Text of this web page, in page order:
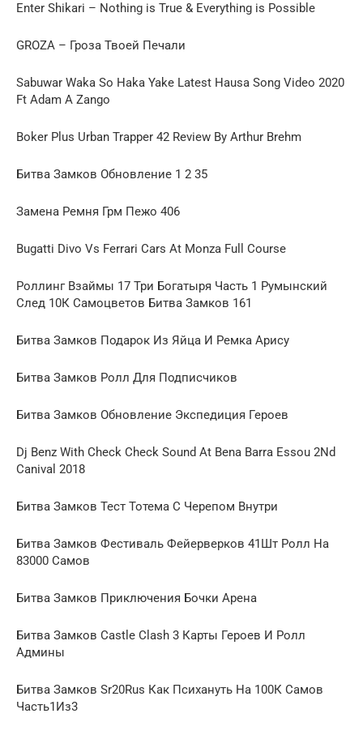
Enter Shikari – Nothing is True & Everything is Possible
GROZA – Гроза Твоей Печали
Sabuwar Waka So Haka Yake Latest Hausa Song Video 2020
Ft Adam A Zango
Boker Plus Urban Trapper 42 Review By Arthur Brehm
Битва Замков Обновление 1 2 35
Замена Ремня Грм Пежо 406
Bugatti Divo Vs Ferrari Cars At Monza Full Course
Роллинг Взаймы 17 Три Богатыря Часть 1 Румынский
След 10К Самоцветов Битва Замков 161
Битва Замков Подарок Из Яйца И Ремка Арису
Битва Замков Ролл Для Подписчиков
Битва Замков Обновление Экспедиция Героев
Dj Benz With Check Check Sound At Bena Barra Essou 2Nd
Canival 2018
Битва Замков Тест Тотема С Черепом Внутри
Битва Замков Фестиваль Фейерверков 41Шт Ролл На
83000 Самов
Битва Замков Приключения Бочки Арена
Битва Замков Castle Clash 3 Карты Героев И Ролл
Админы
Битва Замков Sr20Rus Как Психануть На 100К Самов
Часть1Из3